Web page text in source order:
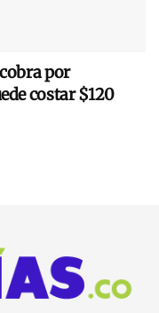
por
costar $120